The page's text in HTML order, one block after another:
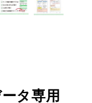
タ専用